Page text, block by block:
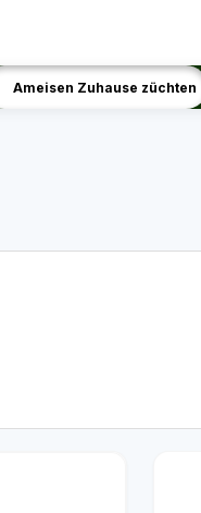
Ameisen Zuhause züchten